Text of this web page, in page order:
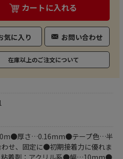
カートに入れる
気に入り お問い合わせ
在庫以上のご注文について
厚さ…0.16mm●テープ色…半
せ、固定に●初期接着力に優れま